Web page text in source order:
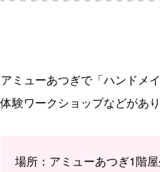
アミューあつぎで「ハンドメ
体験ワークショップなどがあ
場所：アミューあつぎ1階